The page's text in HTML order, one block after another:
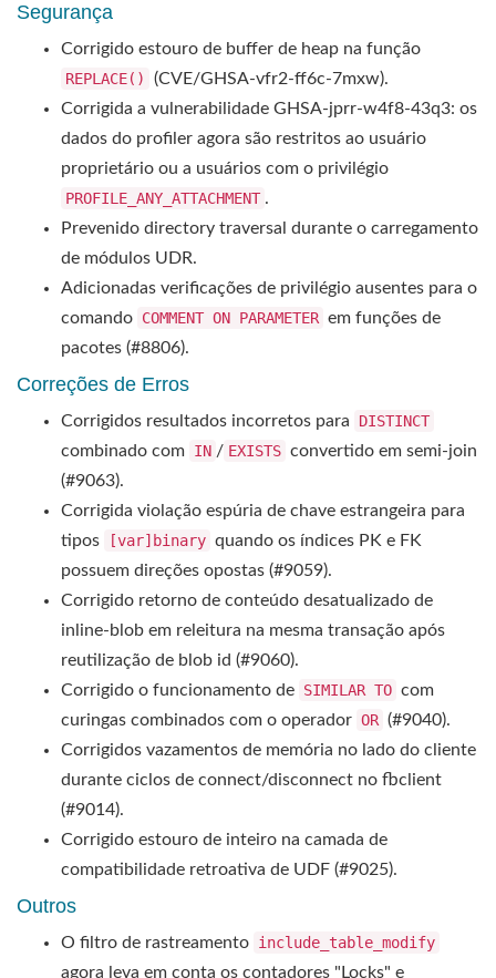
Segurança
Corrigido estouro de buffer de heap na função
REPLACE()
(CVE/GHSA-vfr2-ff6c-7mxw).
Corrigida a vulnerabilidade GHSA-jprr-w4f8-43q3: os
dados do profiler agora são restritos ao usuário
proprietário ou a usuários com o privilégio
PROFILE_ANY_ATTACHMENT .
Prevenido directory traversal durante o carregamento
de módulos UDR.
Adicionadas verificações de privilégio ausentes para o
comando COMMENT ON PARAMETER em funções de
pacotes (#8806).
Correções de Erros
Corrigidos resultados incorretos para
DISTINCT
combinado com IN / EXISTS convertido em semi-join
(#9063).
Corrigida violação espúria de chave estrangeira para
tipos
[var]binary quando os índices PK e FK
possuem direções opostas (#9059).
Corrigido retorno de conteúdo desatualizado de
inline-blob em releitura na mesma transação após
reutilização de blob id (#9060).
Corrigido o funcionamento de SIMILAR TO com
curingas combinados com o operador OR (#9040).
Corrigidos vazamentos de memória no lado do cliente
durante ciclos de connect/disconnect no fbclient
(#9014).
Corrigido estouro de inteiro na camada de
compatibilidade retroativa de UDF (#9025).
Outros
O filtro de rastreamento include_table_modify
agora leva em conta os contadores "Locks" e